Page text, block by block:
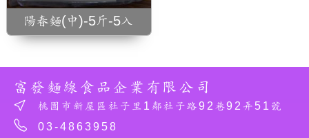
陽春麵(中)-5斤-5入
富發麵線食品企業有限公司
桃園市新屋區社子里1鄰社子路92巷92弄51號
03-4863958